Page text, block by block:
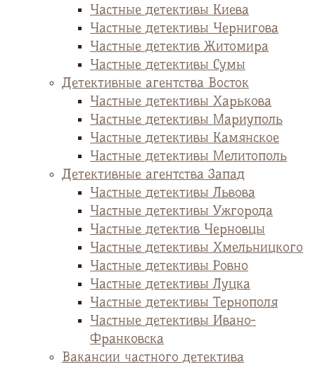
Частные детективы Киева
Частные детективы Чернигова
Частные детектив Житомира
Частные детективы Сумы
Детективные агентства Восток
Частные детективы Харькова
Частные детективы Мариуполь
Частные детективы Камянское
Частные детективы Мелитополь
Детективные агентства Запад
Частные детективы Львова
Частные детективы Ужгорода
Частные детектив Черновцы
Частные детективы Хмельницкого
Частные детективы Ровно
Частные детективы Луцка
Частные детективы Тернополя
Частные детективы Ивано-
Франковска
Вакансии частного детектива